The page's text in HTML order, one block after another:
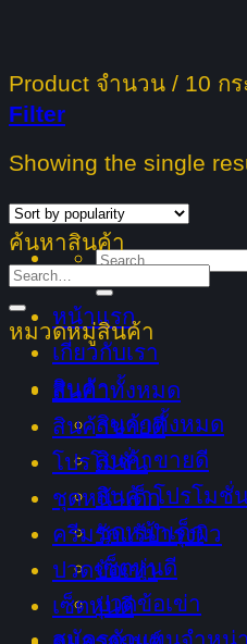
Search
for:
หน้าแรก
เกี่ยวกับเรา
สินค้า
สินค้าทั้งหมด
สินค้าขายดี
สินค้าโปรโมชั่น
ชุดหน้าเด็ก
เซ็ตหุ่นดี
ปวดข้อเข่า
Product จำนวน/10 กระ
Filter
ค้นหาสินค้า
Search
for:
หมวดหมู่สินค้า
สินค้าทั้งหมด
สินค้าขายดี
โปรโมชั่น
ชุดหน้าเด็ก
ครีมรักแร้บำรุงผิว
ปวดข้อเข่า